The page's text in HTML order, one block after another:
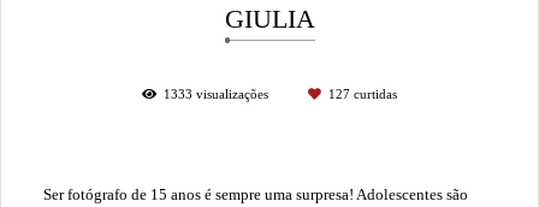
GIULIA
1333 visualizações 127 curtidas
Ser fotógrafo de 15 anos é sempre uma surpresa! Adolescentes são